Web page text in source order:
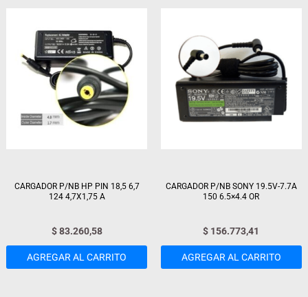
CARGADOR P/NB HP PIN 18,5 6,7
124 4,7X1,75 A
$83.260,58
AGREGAR AL CARRITO
CARGADOR P/NB SONY 19.5V-7.7A
150 6.5×4.4 OR
$ 156.773,41
AGREGAR AL CARRITO